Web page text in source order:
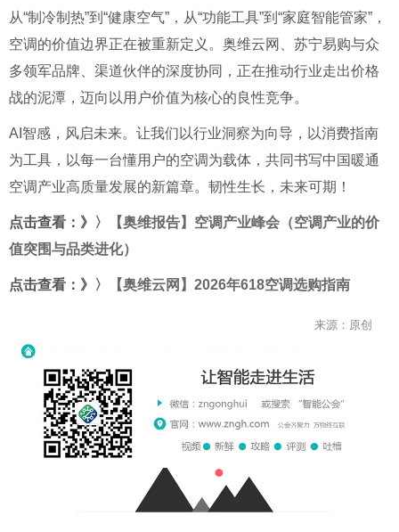
从“制冷制热”到“健康空气”，从“功能工具”到“家庭智能管家”，
空调的价值边界正在被重新定义。奥维云网、苏宁易购与众
多领军品牌、渠道伙伴的深度协同，正在推动行业走出价格
战的泥潭，迈向以用户价值为核心的良性竞争。
AI智感，风启未来。让我们以行业洞察为向导，以消费指南
为工具，以每一台懂用户的空调为载体，共同书写中国暖通
空调产业高质量发展的新篇章。韧性生长，未来可期！
点击查看：》〉
【奥维报告】空调产业峰会（空调产业的价
值突围与品类进化）
点击查看：》〉 【奥维云网】2026年618空调选购指南
来源：原创